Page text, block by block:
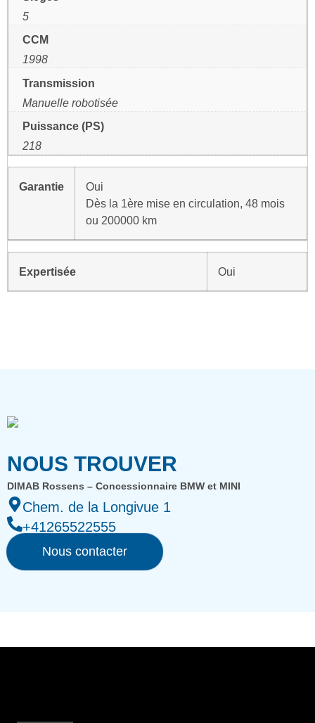
5
CCM
1998
Transmission
Manuelle robotisée
Puissance (PS)
218
Garantie
Oui
Dès la 1ère mise en circulation, 48 mois
ou 200000 km
Expertisée Oui
NOUS TROUVER
DIMAB Rossens – Concessionnaire BMW et MINI
Chem. de la Longivue 1
+41265522555
Nous contacter